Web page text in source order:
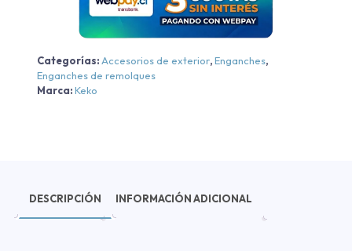
Categorías:Accesorios de exterior,Enganches,
Enganches de remolques
Marca:Keko
DESCRIPCIÓN INFORMACIÓN ADICIONAL